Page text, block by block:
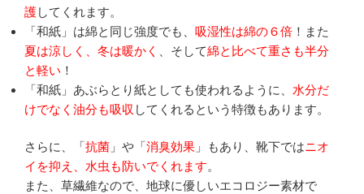
護してくれます。
「和紙」は綿と同じ強度でも、 吸湿性は綿の６倍 ！また
夏は涼しく、冬は暖かく
、そして綿と比べて重さも半分
と軽い ！
「和紙」あぶらとり紙としても使われるように、 水分だ
けでなく油分も吸収 してくれるという特徴もあります。
さらに、「抗菌 」や「消臭効果 」もあり、靴下ではニオ
イを抑え、水虫も防いでくれます。
また、草繊維なので、地球に優しいエコロジー素材で